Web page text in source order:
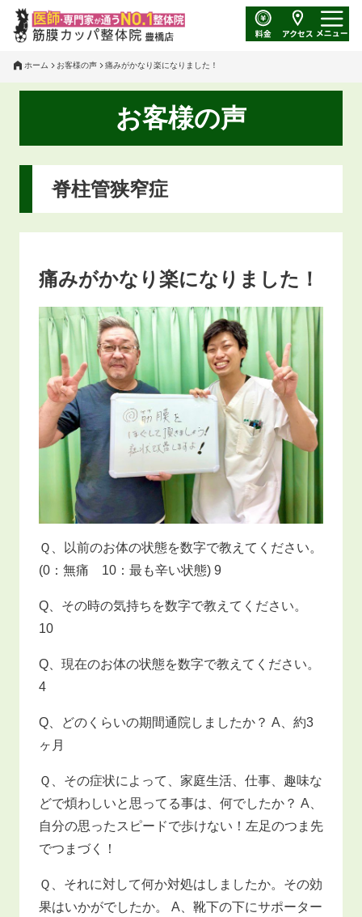
ホーム お客様の声 痛みがかなり楽になりました！
お客様の声
脊柱管狭窄症
痛みがかなり楽になりました！
Ｑ、以前のお体の状態を数字で教えてください。
(0：無痛 10：最も辛い状態) 9
Q、その時の気持ちを数字で教えてください。
10
Q、現在のお体の状態を数字で教えてください。
4
Q、どのくらいの期間通院しましたか？ A、約3
ヶ月
Ｑ、その症状によって、家庭生活、仕事、趣味な
どで煩わしいと思ってる事は、何でしたか？ A、
自分の思ったスピードで歩けない！左足のつま先
でつまづく！
Ｑ、それに対して何か対処はしましたか。その効
果はいかがでしたか。 A、靴下の下にサポーター